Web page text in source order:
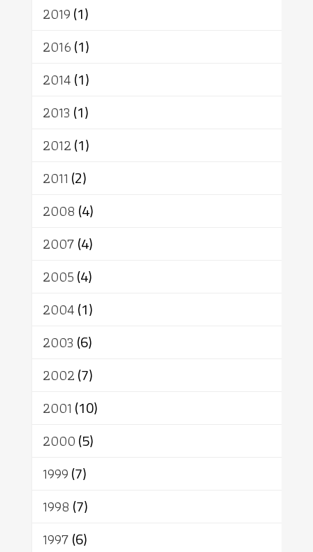
2019(1)
2016(1)
2014(1)
2013 (1)
2012(1)
2011 (2)
2008 (4)
2007(4)
2005(4)
2004(1)
2003 (6)
2002(7)
2001 (10)
2000(5)
1999(7)
1998 (7)
1997(6)